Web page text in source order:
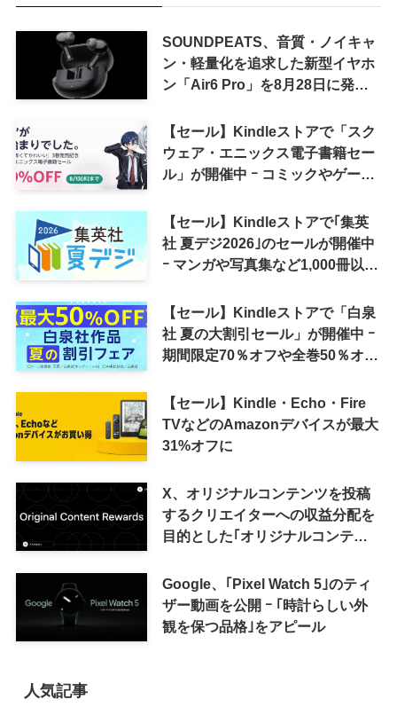
SOUNDPEATS、音質・ノイキャ
ン・軽量化を追求した新型イヤホ
ン「Air6 Pro」を8月28日に発売
【セール】Kindleストアで「スク
ウェア・エニックス電子書籍セー
ル」が開催中 ｰ コミックやゲーム
【セール】Kindleストアで｢集英
社 夏デジ2026｣のセールが開催中
ｰ マンガや写真集など1,000冊以上
【セール】Kindleストアで「白泉
社 夏の大割引セール」が開催中 ｰ
期間限定70％オフや全巻50％オフ
【セール】Kindle・Echo・Fire
TVなどのAmazonデバイスが最大
31%オフに
X、オリジナルコンテンツを投稿
するクリエイターへの収益分配を
目的とした｢オリジナルコンテン
来の｢収益分配｣は廃止
Google、｢Pixel Watch 5｣のティ
ザー動画を公開 ｰ ｢時計らしい外
観を保つ品格｣をアピール
人気記事